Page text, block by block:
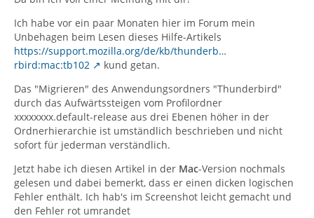
Ich habe vor ein paar Monaten hier im Forum mein
Unbehagen beim Lesen dieses Hilfe-Artikels
https://support.mozilla.org/de/kb/thunderb…
rbird:mac:tb102
kund getan.
Das "Migrieren" des Anwendungsordners "Thunderbird"
durch das Aufwärtssteigen vom Profilordner
xxxxxxxx.default-release aus drei Ebenen höher in der
Ordnerhierarchie ist umständlich beschrieben und nicht
sofort für jederman verständlich.
Jetzt habe ich diesen Artikel in der Mac-Version nochmals
gelesen und dabei bemerkt, dass er einen dicken logischen
Fehler enthält. Ich hab's im Screenshot leicht gemacht und
den Fehler rot umrandet